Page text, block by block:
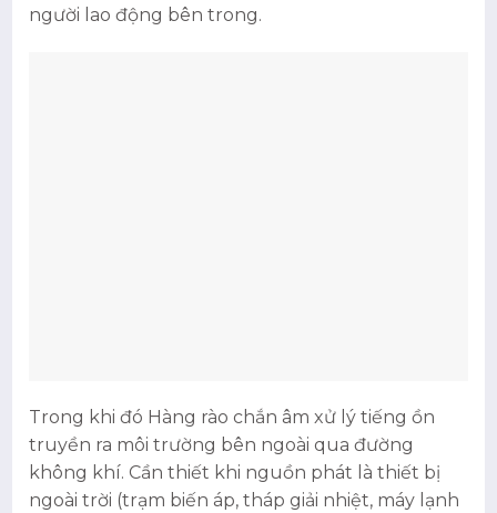
người lao động bên trong.
Trong khi đó Hàng rào chắn âm xử lý tiếng ồn
truyền ra môi trường bên ngoài qua đường
không khí. Cần thiết khi nguồn phát là thiết bị
ngoài trời (trạm biến áp, tháp giải nhiệt, máy lạnh